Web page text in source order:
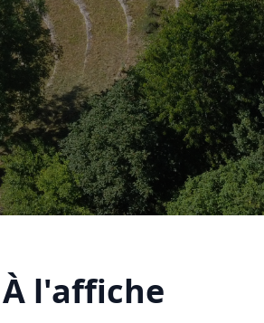
À l'affiche